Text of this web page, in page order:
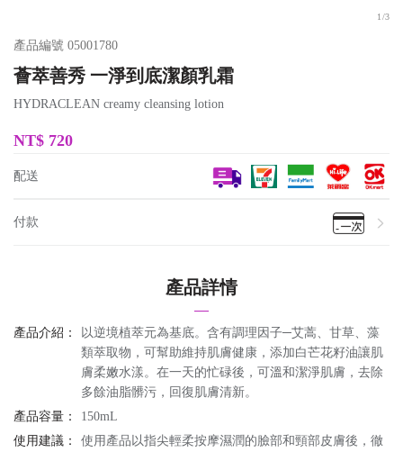
1 /3
產品編號 05001780
薈萃善秀 一淨到底潔顏乳霜
HYDRACLEAN creamy cleansing lotion
NT$ 720
配送
付款
產品詳情
產品介紹：
以逆境植萃元為基底。含有調理因子─艾蒿、甘草、藻
類萃取物，可幫助維持肌膚健康，添加白芒花籽油讓肌
膚柔嫩水漾。在一天的忙碌後，可溫和潔淨肌膚，去除
多餘油脂髒污，回復肌膚清新。
產品容量：
150mL
使用建議：
使用產品以指尖輕柔按摩濕潤的臉部和頸部皮膚後，徹